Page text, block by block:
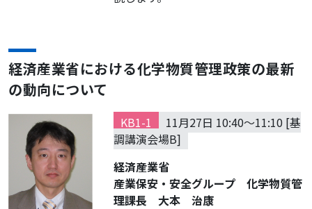
経済産業省における化学物質管理政策の最新
の動向について
KB1-1
11月27日 10:40～11:10 [基
調講演会場B]
経済産業省
産業保安・安全グループ 化学物質管
理課長 大本 治康